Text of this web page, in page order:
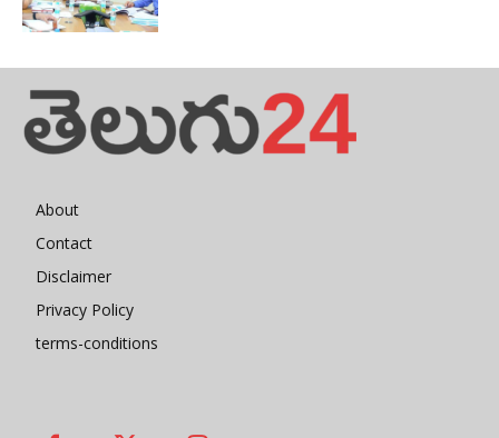
About
Contact
Disclaimer
Privacy Policy
terms-conditions